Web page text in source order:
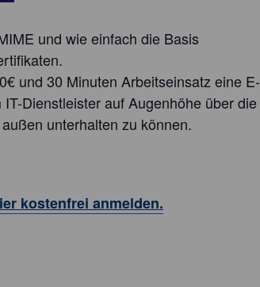
und wie einfach die Basis
und 30 Minuten Arbeitseinsatz eine E-
Dienstleister auf Augenhöhe über die
unterhalten zu können.
kostenfrei anmelden.